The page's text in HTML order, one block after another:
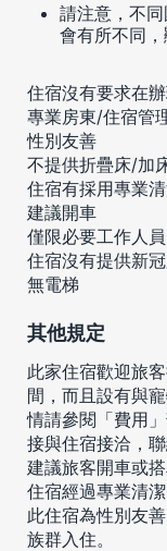
請注意，不
會有所不同
住宿沒有要求在
專業房東/住宿管
性別友善
不提供折疊床/加
住宿有採用專業
建議開車
僅限必要工作人
住宿沒有提供新
無電梯
其他規定
此家住宿歡迎旅
間，而且設有與
情請參閱「費用
接與住宿接洽，
建議旅客開車或搭
住宿經過專業清潔
此住宿為性別友
族群入住。